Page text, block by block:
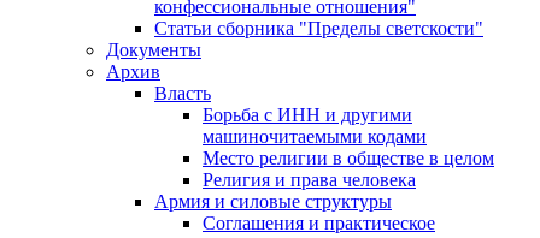
конфессиональные отношения"
Статьи сборника "Пределы светскости"
Документы
Архив
Власть
Борьба с ИНН и другими
машиночитаемыми кодами
Место религии в обществе в целом
Религия и права человека
Армия и силовые структуры
Соглашения и практическое